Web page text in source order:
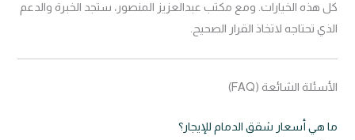
كل هذه الخيارات. ومع مكتب عبدالعزيز المنصور، ستجد الخبرة والدعم
الذي تحتاجه لاتخاذ القرار الصحيح.
الأسئلة الشائعة (FAQ)
ما هي أسعار شقق الدمام للإيجار؟